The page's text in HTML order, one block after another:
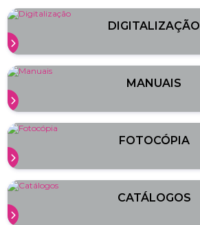
DIGITALIZAÇÃO
MANUAIS
FOTOCÓPIA
CATÁLOGOS